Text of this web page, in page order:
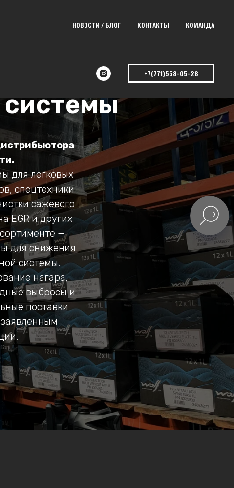
НОВОСТИ / БЛОГ КОНТАКТЫ КОМАНДА
+7(771)558-05-28
для легковых
спецтехники
сажевого
EGR и других
—
для снижения
системы.
нагара,
выбросы и
поставки